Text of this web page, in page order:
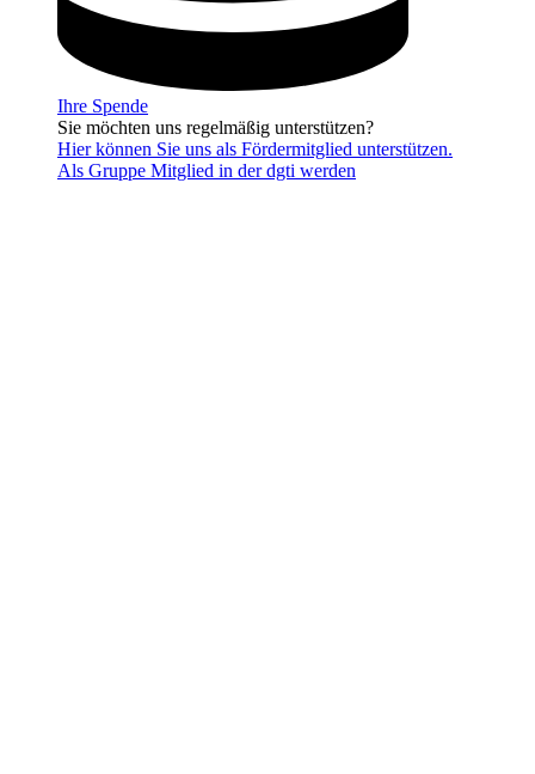
Ihre Spende
Sie möchten uns regelmäßig unterstützen?
Hier können Sie uns als Fördermitglied unterstützen.
Als Gruppe Mitglied in der dgti werden